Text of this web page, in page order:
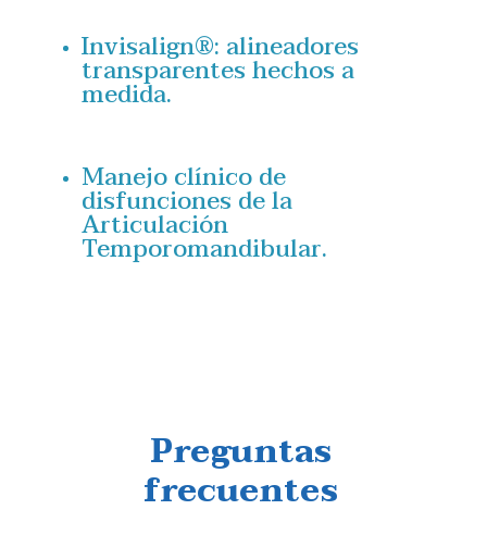
Invisalign®: alineadores
transparentes hechos a
medida.
Manejo clínico de
disfunciones de la
Articulación
Temporomandibular.
Preguntas
frecuentes